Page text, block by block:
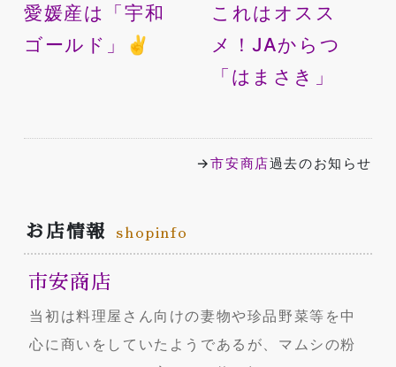
愛媛産は「宇和
ゴールド」✌️
これはオスス
メ！JAからつ
「はまさき」
→市安商店過去のお知らせ
お店情報 shopinfo
市安商店
当初は料理屋さん向けの妻物や珍品野菜等を中
心に商いをしていたようであるが、マムシの粉